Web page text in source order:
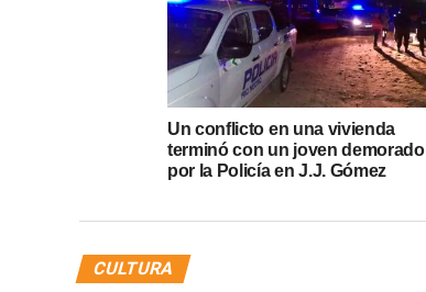
Un conflicto en una vivienda
terminó con un joven demorado
por la Policía en J.J. Gómez
CULTURA